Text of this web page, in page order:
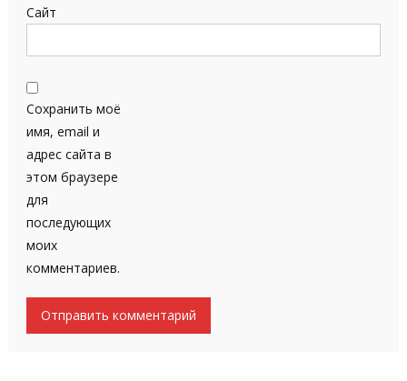
Сайт
Сохранить моё
имя, email и
адрес сайта в
этом браузере
для
последующих
моих
комментариев.